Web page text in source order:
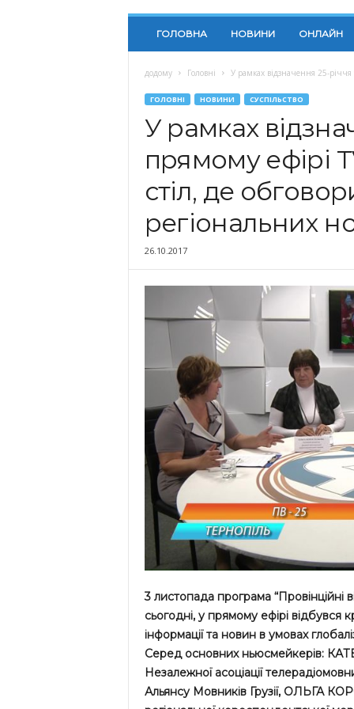
ГОЛОВНА НОВИНИ ОНЛАЙН
додому Головні У рамках відзначення 25-річчя
ГОЛОВНІ НОВИНИ СУСПІЛЬСТВО
У рамках
прямому ефірі
стіл, де
регіональних
26.10.2017
3 листопада програма “Провінційні
сьогодні, у прямому ефірі відбувся
інформації та новин в умовах
Серед основних ньюсмейкерів:
Незалежної асоціації
Альянсу Мовників Грузії, ОЛЬГА